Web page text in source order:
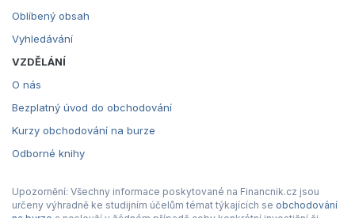
Oblíbený obsah
Vyhledávání
VZDĚLÁNÍ
O nás
Bezplatný úvod do obchodování
Kurzy obchodování na burze
Odborné knihy
Upozornění: Všechny informace poskytované na Financnik.cz jsou
určeny výhradně ke studijním účelům témat týkajících se obchodování